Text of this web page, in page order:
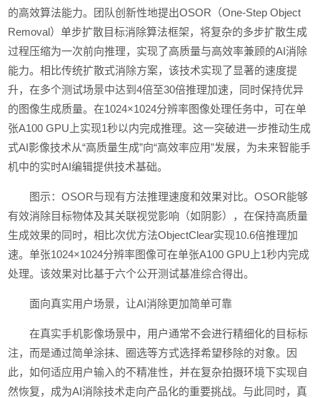
的高效算法能力。团队创新性地提出OSOR（One-Step Object
Removal）单步扩散目标消除算法框架，将复杂的多步扩散生成
过程压缩为一次前向推理，实现了高质量与高效率兼顾的AI消除
能力。相比传统扩散式消除方案，该技术实现了显著的速度提
升，在多个测试场景中达到4倍至30倍推理加速，同时保持优异
的图像生成质量。在1024×1024分辨率图像处理任务中，可在单
张A100 GPU上实现1秒以内完成推理。这一突破进一步推动生成
式AI影像技术从“高质量生成”向“高效率应用”发展，为未来智能手
机中的实时AI编辑提供技术基础。
图示：OSOR与现有方法推理速度和效果对比。OSOR能够
有效消除目标物体及其关联视觉影响（如阴影），在保持高质量
生成效果的同时，相比次优方法ObjectClear实现10.6倍推理加
速。单张1024×1024分辨率图像可在单张A100 GPU上1秒内完成
处理。该效果对比基于六个公开测试基准综合得出。
面向真实用户场景，让AI消除更加简单可靠
在真实手机影像场景中，用户通常不会进行精细化的目标标
注，而是通过简单涂抹、圈选等方式选择希望移除的对象。因
此，如何适应用户输入的不精准性，并在复杂拍摄环境下实现自
然恢复，成为AI消除技术走向产品化的重要挑战。与此同时，真